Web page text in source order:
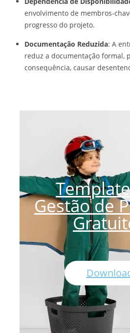
envolvimento de membros-
progresso do projeto.
Documentação Reduzida: A
reduz a documentação formal,
consequência, causar
Gestão de